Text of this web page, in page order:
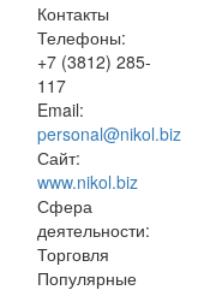
Контакты
Телефоны:
+7 (3812) 285-
117
Email:
personal@nikol.biz
Сайт:
www.nikol.biz
Сфера
деятельности:
Торговля
Популярные